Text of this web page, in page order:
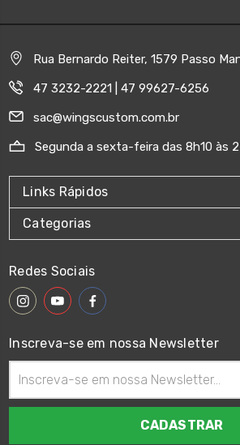
Rua Bernardo Reiter, 1579 Passo
47 3232-2221 | 47 99627-6256
sac@wingscustom.com.br
Segunda a sexta-feira das 8h10 às
Links Rápidos
Categorias
Redes Sociais
Inscreva-se em nossa Newsletter
de
email